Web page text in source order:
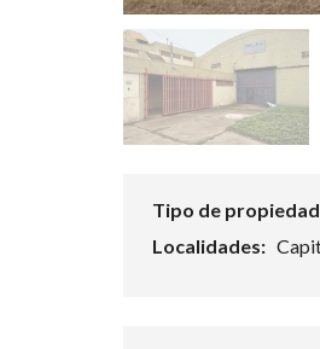
Tipo de
Localidades: